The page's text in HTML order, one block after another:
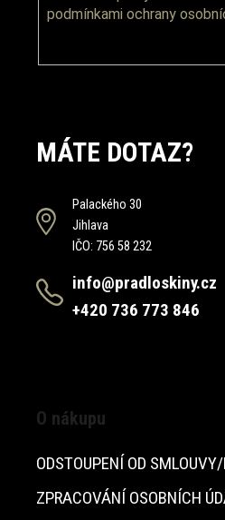
podmínkami ochrany
MÁTE DOTAZ?
Palackého 30
Jihlava
IČO: 756 58 232
info@pradloskiny.cz
+420 736 773 846
O nákupu
ODSTOUPENÍ OD
ZPRACOVÁNÍ OSOBNÍCH